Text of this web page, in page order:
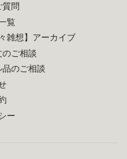
質問
覧
雑想】アーカイブ
ご相談
のご相談
ー